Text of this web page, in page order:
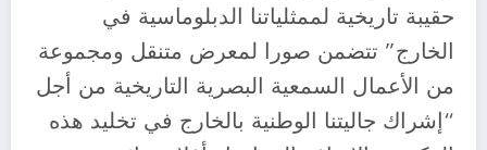
حقيبة تاريخية لممثلياتنا الدبلوماسية في
الخارج” تتضمن صورا لمعرض متنقل ومجموعة
من الأعمال السمعية البصرية التاريخية من أجل
“إشراك جاليتنا الوطنية بالخارج في تخليد هذه